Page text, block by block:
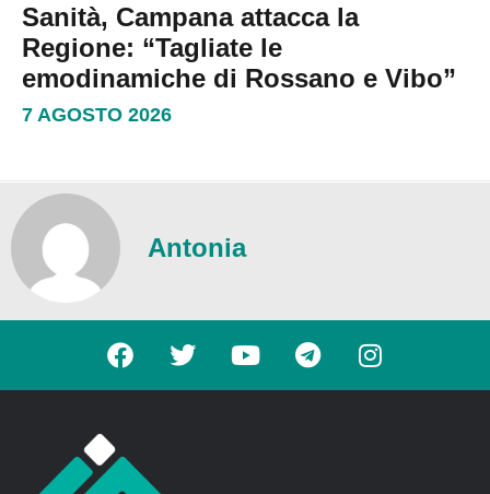
Sanità, Campana attacca la
Regione: “Tagliate le
emodinamiche di Rossano e Vibo”
7 AGOSTO 2026
Antonia